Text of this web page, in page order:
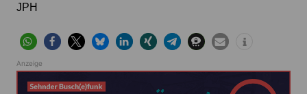
JPH
Anzeige